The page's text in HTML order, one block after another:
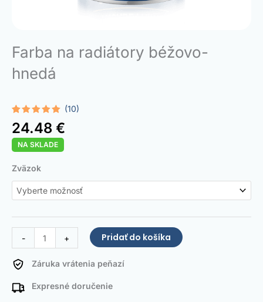
Farba na radiátory béžovo-
hnedá
Hodnotenie
5.00 z 5 na
základe
10
zákazníckych
recenzií
(10)
24.48 €
NA SKLADE
Zväzok
-
množstvo
Radiator
Paint
+
Pridať do košíka
Záruka vrátenia peňazí
Expresné doručenie